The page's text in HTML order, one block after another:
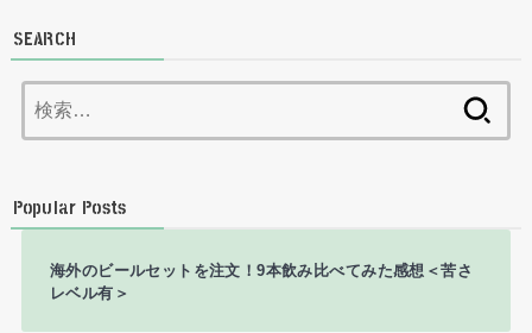
SEARCH
索:
Popular Posts
海外のビールセットを注文！9本飲み比べてみた感想＜苦さ
レベル有＞